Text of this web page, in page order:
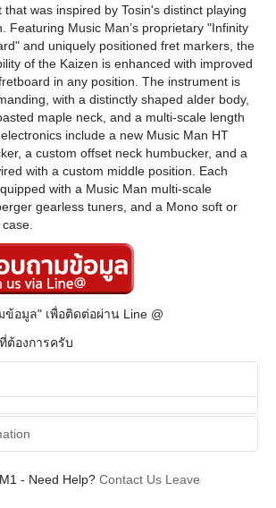
that was inspired by Tosin's distinct playing
Featuring Music Man’s proprietary "Infinity
and uniquely positioned fret markers, the
of the Kaizen is enhanced with improved
in any position. The instrument is
with a distinctly shaped alder body,
maple neck, and a multi-scale length
include a new Music Man HT
a custom offset neck humbucker, and a
with a custom middle position. Each
with a Music Man multi-scale
gearless tuners, and a Mono soft or
ข้อมูล" เพื่อติดต่อผ่าน Line @
ต้องการครับ
- Need Help? Contact Us Leave